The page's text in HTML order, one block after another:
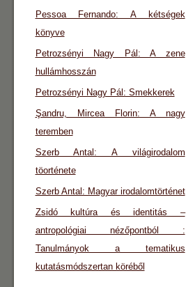
Pessoa Fernando: A kétségek
könyve
Petrozsényi Nagy Pál: A zene
hullámhosszán
Petrozsényi Nagy Pál: Smekkerek
Şandru, Mircea Florin: A nagy
teremben
Szerb Antal: A világirodalom
töorténete
Szerb Antal: Magyar irodalomtörténet
Zsidó kultúra és identitás –
antropológiai nézőpontból :
Tanulmányok a tematikus
kutatásmódszertan köréből